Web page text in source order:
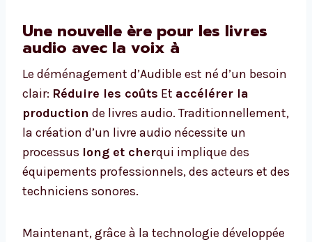
Une nouvelle ère pour les livres
audio avec la voix à
Le déménagement d’Audible est né d’un besoin
clair: Réduire les coûts Et accélérer la
production de livres audio. Traditionnellement,
la création d’un livre audio nécessite un
processus long et cherqui implique des
équipements professionnels, des acteurs et des
techniciens sonores.
Maintenant, grâce à la technologie développée